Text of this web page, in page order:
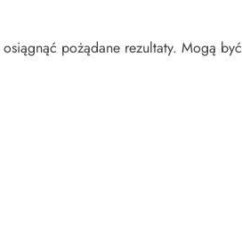
pożądane rezultaty. Mogą być